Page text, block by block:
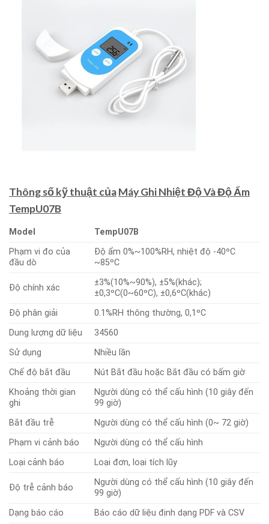
Thông số kỹ thuật củaMáy Ghi Nhiệt Độ Và Độ Ẩm
TempU07B
Model
TempU07B
Phạm vi đo của
đầu dò
Độ ẩm 0%~100%RH, nhiệt độ -40ºC
~85ºC
Độ chính xác
±3%(10%~90%), ±5%(khác);
±0,3ºC(0~60ºC), ±0,6ºC(khác)
Độ phân giải
0.1%RH thông thường, 0,1ºC
Dung lượng dữ liệu
34560
Sử dụng
Nhiều lần
Chế độ bắt đầu
Nút Bắt đầu hoặc Bắt đầu có bấm giờ
Khoảng thời gian
ghi
Người dùng có thể cấu hình (10 giây đến
99 giờ)
Bắt đầu trễ
Người dùng có thể cấu hình (0~ 72 giờ)
Phạm vi cảnh báo
Người dùng có thể cấu hình
Loại cảnh báo
Loại đơn, loại tích lũy
Độ trễ cảnh báo
Người dùng có thể cấu hình (10 giây đến
99 giờ)
Dạng báo cáo
Báo cáo dữ liệu định dạng PDF và CSV